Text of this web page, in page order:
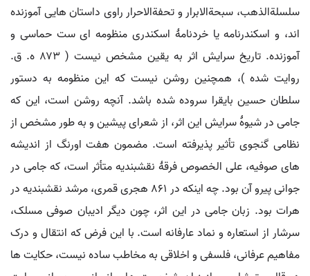
سلسلةالذهب، سبحةالابرار و تحفةالاحرار راوی داستان هایی آموزنده
اند، و اسکندرنامه یا خردنامهٔ اسکندری منظومه ای ست حماسی و
آموزنده. تاریخ سرایش اثر به یقین مشخص نیست ( ۸۷۳ ه. ق.
روایت شده )، همچنین روشن نیست که این منظومه به دستور
سلطان حسین بایقرا سروده شده باشد. آنچه روشن است، این که
جامی در شیوهٔ سرایش این اثر، از شعرای پیشین و به طور مشخص از
نظامی گنجوی تأثیر پذیرفته است. مضمون هفت اورنگ از اندیشه
های صوفیه، علی الخصوص فرقهٔ نقشبندیه متأثر است، که جامی در
جوانی پیرو آن بود. چه اینکه در ۸۶۱ هجری قمری، مرشد نقشبندیه در
هرات بود. زبان جامی در این اثر، چون دیگر ادیبان صوفی مسلک،
سرشار از استعاره و نماد عارفانه است. با این فرض که انتقال و درک
مفاهیم عرفانی، فلسفی و اخلاقی به مخاطب ساده نیست، حکایت ها